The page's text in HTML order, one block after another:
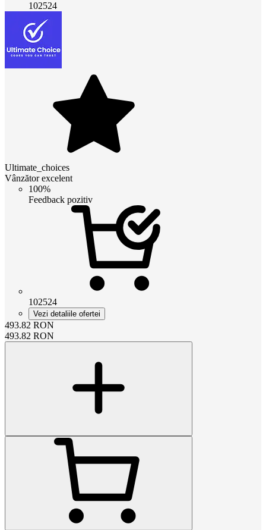
102524
Ultimate_choices
Vânzător excelent
100%
Feedback pozitiv
102524
Vezi detaliile ofertei
493.82 RON
493.82 RON